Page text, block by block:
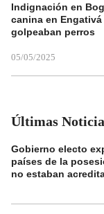
Indignación en
canina en
golpeaban perros
05/05/2025
Últimas
Gobierno electo
países de la
no estaban